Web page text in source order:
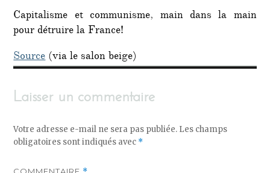
Capitalisme et communisme, main dans la main
pour détruire la France!
Source(via le salon beige)
Laisser un commentaire
Votre adresse e-mail ne sera pas publiée. Les champs
obligatoires sont indiqués avec *